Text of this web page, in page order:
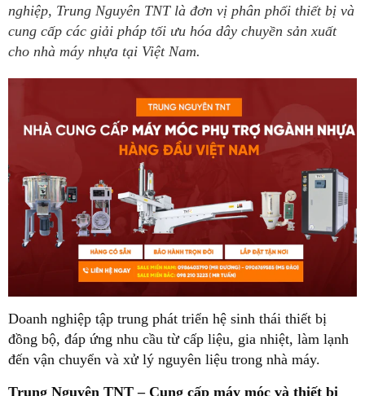
nghiệp, Trung Nguyên TNT là đơn vị phân phối thiết bị và
cung cấp các giải pháp tối ưu hóa dây chuyền sản xuất
cho nhà máy nhựa tại Việt Nam.
Doanh nghiệp tập trung phát triển hệ sinh thái thiết bị
đồng bộ, đáp ứng nhu cầu từ cấp liệu, gia nhiệt, làm lạnh
đến vận chuyển và xử lý nguyên liệu trong nhà máy.
Trung Nguyên TNT – Cung cấp máy móc và thiết bị